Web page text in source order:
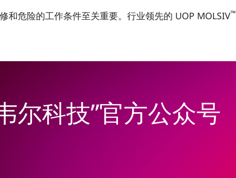
和危险的工作条件至关重要。行业领先的 UOP MOLSIV™
尔科技”官方公众号